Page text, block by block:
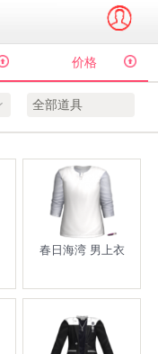
价格
全部道具
春日海湾 男上衣